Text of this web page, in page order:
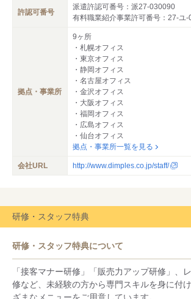
許認可番号
派遣許認可番号：派27-030090
有料職業紹介事業許可番号：27-ユ-
拠点・事業所
9ヶ所
・札幌オフィス
・東京オフィス
・静岡オフィス
・名古屋オフィス
・金沢オフィス
・大阪オフィス
・福岡オフィス
・広島オフィス
・仙台オフィス
拠点・事業所一覧を見る
会社URL http://www.dimples.co.jp/staff/
研修・スタッフ特典
研修・スタッフ特典について
「接客マナー研修」「販売力アップ研修」、
修など、未経験の方から専門スキルを身に付